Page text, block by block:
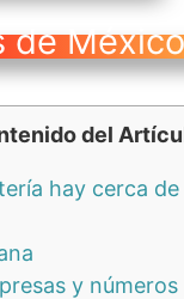
de México
del
hay cerca de
y